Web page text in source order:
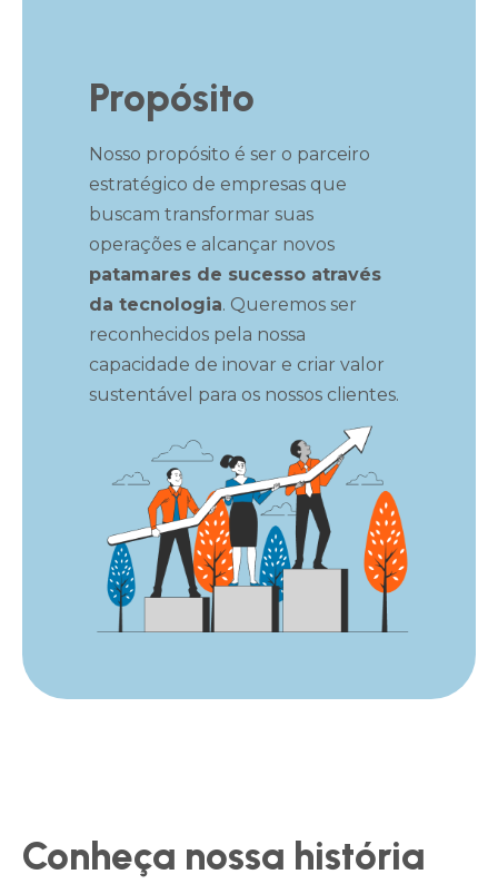
Propósito
Nosso propósito é ser o parceiro
estratégico de empresas que
buscam transformar suas
operações e alcançar novos
patamares de sucesso através
da tecnologia. Queremos ser
reconhecidos pela nossa
capacidade de inovar e criar valor
sustentável para os nossos clientes.
Conheça nossa história